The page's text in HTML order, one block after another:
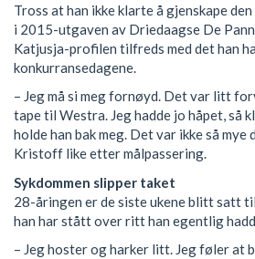
Tross at han ikke klarte å gjenskape
i 2015-utgaven av Driedaagse De
Katjusja-profilen tilfreds med det han
konkurransedagene.
– Jeg må si meg fornøyd. Det var litt
tape til Westra. Jeg hadde jo håpet, så
holde han bak meg. Det var ikke så mye
Kristoff like etter målpassering.
Sykdommen slipper taket
28-åringen er de siste ukene blitt satt
han har stått over ritt han egentlig
– Jeg hoster og harker litt. Jeg føler at